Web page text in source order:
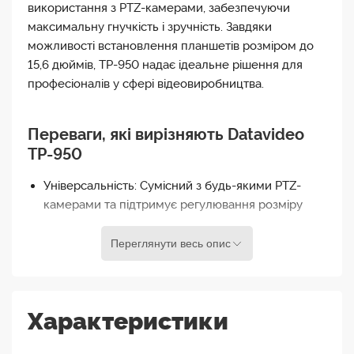
використання з PTZ-камерами, забезпечуючи
максимальну гнучкість і зручність. Завдяки
можливості встановлення планшетів розміром до
15,6 дюймів, TP-950 надає ідеальне рішення для
професіоналів у сфері відеовиробництва.
Переваги, які вирізняють Datavideo
TP-950
Універсальність: Сумісний з будь-якими PTZ-
камерами та підтримує регулювання розміру
різних проектів.
великі планшети Android.
Переглянути весь опис
Характеристики